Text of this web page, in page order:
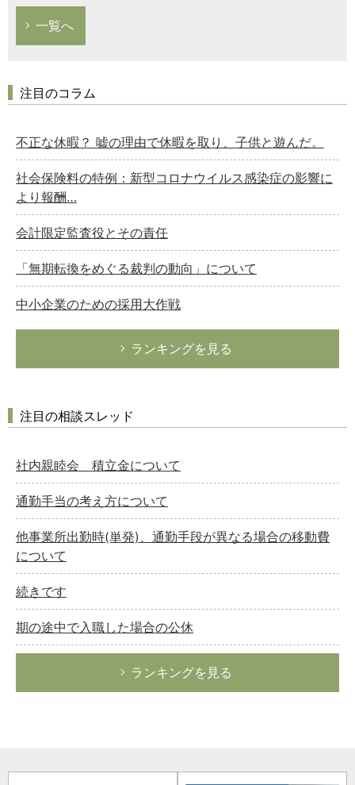
一覧へ
注目のコラム
不正な休暇？ 嘘の理由で休暇を取り、子供と遊んだ。
社会保険料の特例：新型コロナウイルス感染症の影響に
より報酬…
会計限定監査役とその責任
「無期転換をめぐる裁判の動向」について
中小企業のための採用大作戦
ランキングを見る
注目の相談スレッド
社内親睦会 積立金について
通勤手当の考え方について
他事業所出勤時(単発)、通勤手段が異なる場合の移動費
について
続きです
期の途中で入職した場合の公休
ランキングを見る